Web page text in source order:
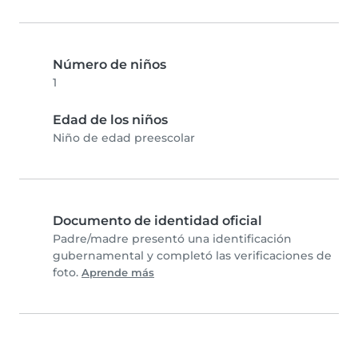
Número de niños
1
Edad de los niños
Niño de edad preescolar
Documento de identidad oficial
Padre/madre presentó una identificación
gubernamental y completó las verificaciones de
foto. Aprende más